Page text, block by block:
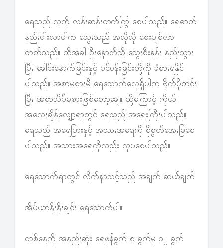
ရေသည် လူကို လန်းဆန်းတက်ကြွ စေပါသည်။ ရေဓာတ်
နည်းပါးလာပါက သွေးသည် အလိုလို စေးပျစ်လာ
တတ်သည်။ ထိုအခါ ဦးနှောက်သို့ သွေးစီးနှုန်း နည်းသွား
ပြီး ခေါင်းနောက်ခြင်းနှင့် ပင်ပန်းခြင်းတို့ကို ခံစားရနိုင်
ပါသည်။ အစာမစားမီ ရေသောက်လေ့ရှိပါက ဗိုက်ပိုတင်း
ပြီး အစာသိပ်မစားဖြစ်တော့ချေ။ ထို့ကြောင့် ကိုယ်
အလေးချိန်လျှော့ရာတွင် ရေသည် အရေးကြီးပါသည်။
ရေသည် အရေပြားနှင့် အသားအရေကို စိုစွတ်အေးမြစေ
ပါသည်။ အသားအရေကိုလည်း လှပစေပါသည်။
ရေသောက်ရာတွင် လိုက်နာသင့်သည် အချက် ဆယ်ချက်
အိပ်ယာနိုးနိုးချင်း ရေသောက်ပါ။
တစ်နေ့ကို အနည်းဆုံး ရေဖန်ခွက် ၈ ခွက်မှ ၁၂ ခွက်